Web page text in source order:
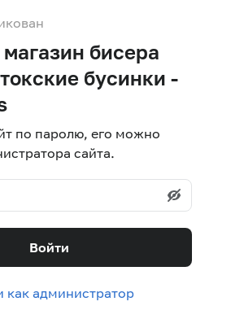
бисера
бусинки -
по паролю, его можно
сайта.
Войти
как администратор